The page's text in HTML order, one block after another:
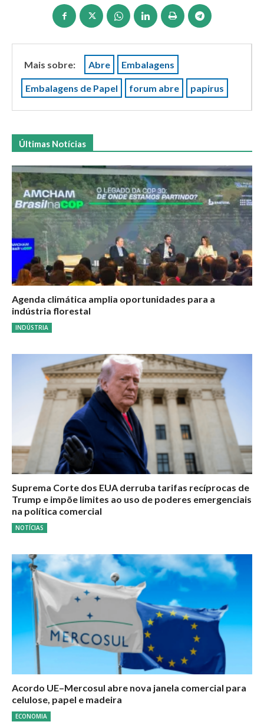
Mais sobre: Abre Embalagens
Embalagens de Papel forum abre papirus
Últimas Notícias
Agenda climática amplia oportunidades para a
indústria florestal
INDÚSTRIA
Suprema Corte dos EUA derruba tarifas recíprocas de
Trump e impõe limites ao uso de poderes emergenciais
na política comercial
NOTÍCIAS
Acordo UE–Mercosul abre nova janela comercial para
celulose, papel e madeira
ECONOMIA